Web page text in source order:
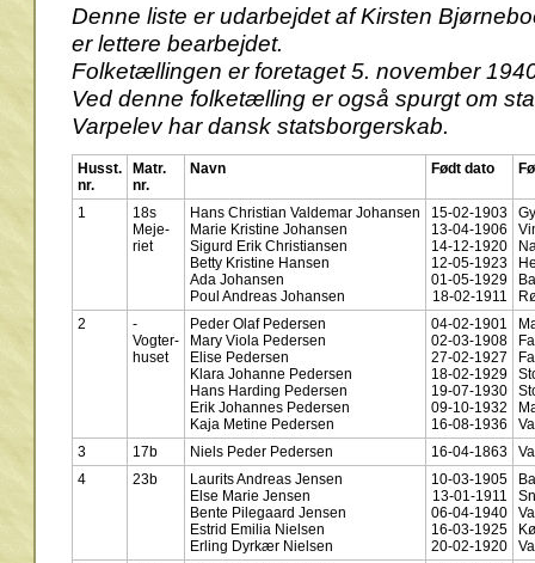
Denne liste er udarbejdet af Kirsten
er lettere bearbejdet.
Folketællingen er foretaget 5. november
Ved denne folketælling er også spurgt om
Varpelev har dansk statsborgerskab.
Husst.
nr.
Matr.
nr.
Navn Født dato
1
18s
Meje-
riet
Hans Christian Valdemar Johansen
Marie Kristine Johansen
Sigurd Erik Christiansen
Betty Kristine Hansen
Ada Johansen
Poul Andreas Johansen
15-02-1903
13-04-1906
14-12-1920
12-05-1923
01-05-1929
18-02-1911
2
-
Vogter-
huset
Peder Olaf Pedersen
Mary Viola Pedersen
Elise Pedersen
Klara Johanne Pedersen
Hans Harding Pedersen
Erik Johannes Pedersen
Kaja Metine Pedersen
04-02-1901
02-03-1908
27-02-1927
18-02-1929
19-07-1930
09-10-1932
16-08-1936
3
17b Niels Peder Pedersen 16-04-1863
4
23b
Laurits Andreas Jensen
Else Marie Jensen
Bente Pilegaard Jensen
Estrid Emilia Nielsen
Erling Dyrkær Nielsen
10-03-1905
13-01-1911
06-04-1940
16-03-1925
20-02-1920